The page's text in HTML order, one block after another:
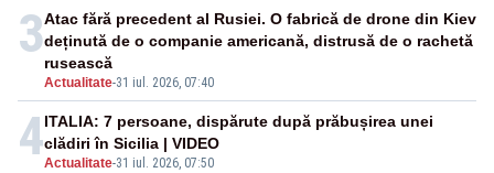
3
Actualitate-31 iul. 2026, 07:40
Atac fără precedent al Rusiei. O fabrică de drone din Kiev
deținută de o companie americană, distrusă de o rachetă
rusească
4Actualitate-31 iul. 2026, 07:50
ITALIA: 7 persoane, dispărute după prăbușirea unei
clădiri în Sicilia | VIDEO